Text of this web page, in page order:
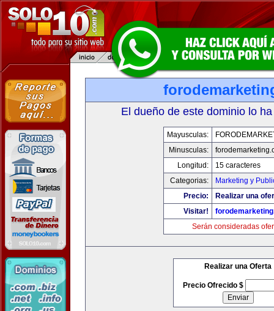
El dueño de este dominio lo
Mayusculas:
Minusculas:
Longitud:
15 caracteres
Categorias:
Marketing y
Precio:
Realizar una
Visitar!
Serán consideradas
Realizar una Oferta
Precio Ofrecido $